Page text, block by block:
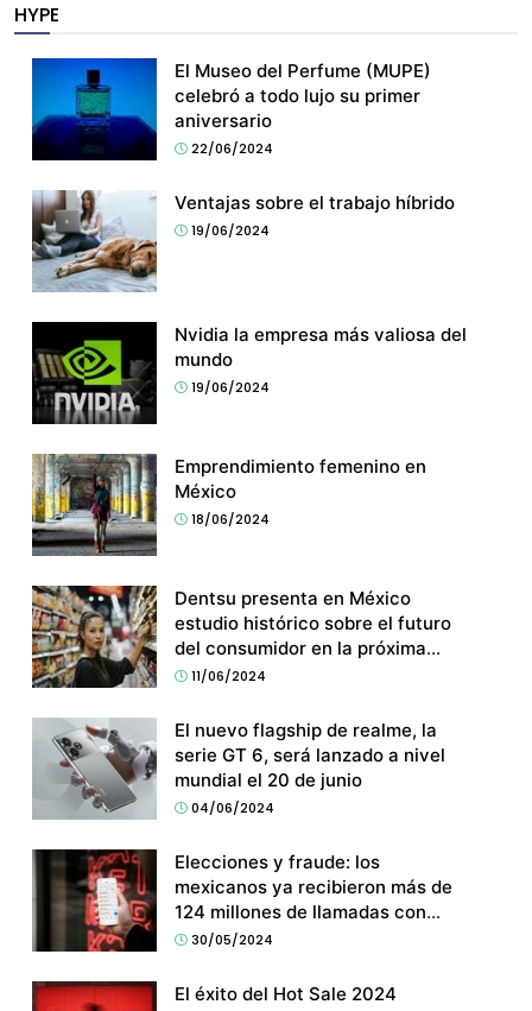
HYPE
El Museo del Perfume (MUPE)
celebró a todo lujo su primer
aniversario
22/06/2024
Ventajas sobre el trabajo híbrido
19/06/2024
Nvidia la empresa más valiosa del
mundo
19/06/2024
Emprendimiento femenino en
México
18/06/2024
Dentsu presenta en México
estudio histórico sobre el futuro
del consumidor en la próxima
década
11/06/2024
El nuevo flagship de realme, la
serie GT 6, será lanzado a nivel
mundial el 20 de junio
04/06/2024
Elecciones y fraude: los
mexicanos ya recibieron más de
124 millones de llamadas con
spam
30/05/2024
El éxito del Hot Sale 2024